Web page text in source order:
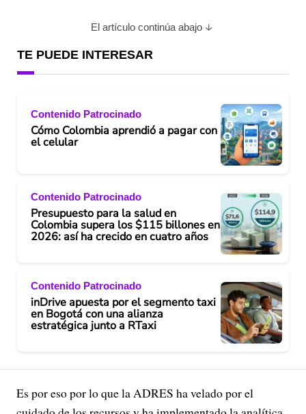
El artículo continúa abajo
TE PUEDE INTERESAR
Contenido Patrocinado
Cómo Colombia aprendió a pagar con
el celular
Contenido Patrocinado
Presupuesto para la salud en
Colombia supera los $115 billones en
2026: así ha crecido en cuatro años
Contenido Patrocinado
inDrive apuesta por el segmento taxi
en Bogotá con una alianza
estratégica junto a RTaxi
Es por eso por lo que la ADRES ha velado por el